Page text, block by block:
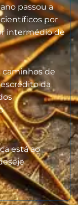
passou a
por
intermédio de
caminhos de
da
está ao